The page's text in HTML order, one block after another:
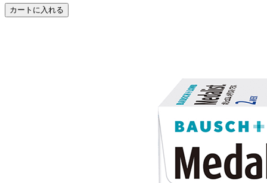
カートに入れる